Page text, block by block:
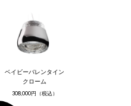
ベイビーバレンタイン
クローム
308,000円（税込）